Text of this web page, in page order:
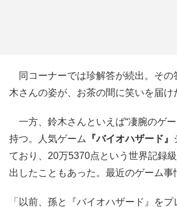
同コーナーでは珍解答が続出。その
木さんの姿が、お茶の間に笑いを届け
一方、鈴木さんといえば“凄腕のゲー
持つ。人気ゲーム
『バイオハザード』
ており、20万5370点という世界記録
出したこともあった。最近のゲーム事
「以前、孫と『バイオハザード』を